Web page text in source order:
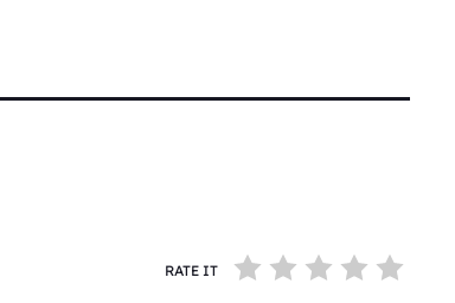
RATE IT